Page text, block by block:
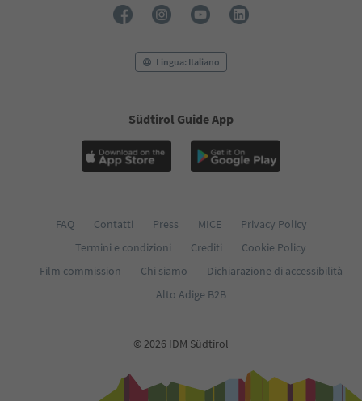
Lingua: Italiano
Südtirol Guide App
FAQ Contatti Press MICE
Privacy Policy
Termini e condizioni
Crediti
Cookie Policy
Film commission
Chi siamo
Dichiarazione di accessibilità
Alto Adige B2B
© 2026 IDM Südtirol